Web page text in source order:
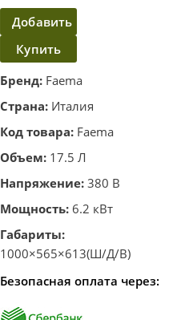
Добавить
в
корзину
Купить
в один
клик
Бренд: Faema
Страна: Италия
Код товара: Faema
Объем: 17.5 Л
Напряжение: 380 В
Мощность: 6.2 кВт
Габариты:
1000×565×613(Ш/Д/В)
Безопасная оплата через: